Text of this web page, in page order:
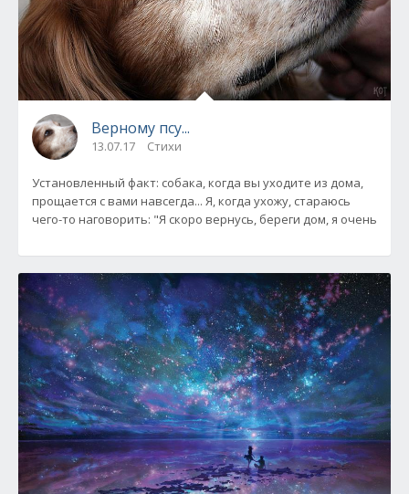
Верному псу...
13.07.17 Стихи
Установленный факт: собака, когда вы уходите из дома,
прощается с вами навсегда... Я, когда ухожу, стараюсь
чего-то наговорить: "Я скоро вернусь, береги дом, я очень